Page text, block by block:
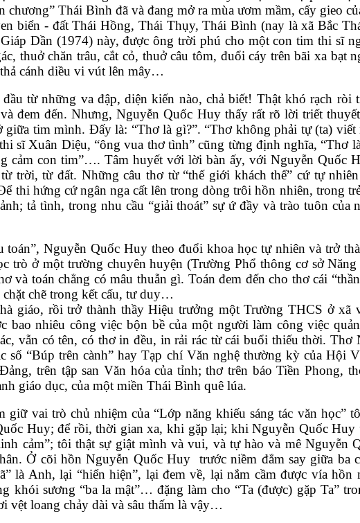
chương” Thái Bình đã và đang mở ra mùa ươm mầm, cấy gieo
biển - đất Thái Hồng, Thái Thụy, Thái Bình (nay là xã Bắc
Dần (1974) này, được ông trời phú cho một con tim thi sĩ
thuở chăn trâu, cắt cỏ, thuở câu tôm, đuổi cáy trên bãi xa bạt
thả cánh diều vi vút lên mây…
từ những va đập, diện kiến nào, chả biết! Thật khó rạch ròi
đem đến. Nhưng, Nguyễn Quốc Huy thấy rất rõ lời triết
tim mình. Đấy là: “Thơ là gì?”. “Thơ không phải tự (ta) viết
sĩ Xuân Diệu, “ông vua thơ tình” cũng từng định nghĩa, “Thơ
cảm con tim”…. Tâm huyết với lời bàn ấy, với Nguyễn Quốc
trời, từ đất. Những câu thơ từ “thế giới khách thể” cứ tự
thi hứng cứ ngân nga cất lên trong dòng trôi hồn nhiên, trong
tả tình, trong nhu cầu “giải thoát” sự ứ đầy và trào tuôn của
toán”, Nguyễn Quốc Huy theo đuổi khoa học tự nhiên và trở
trò ở một trường chuyên huyện (Trường Phổ thông cơ sở
và toán chẳng có mâu thuẫn gì. Toán đem đến cho thơ cái
chẽ trong kết cấu, tư duy…
giáo, rồi trở thành thầy Hiệu trưởng một Trường THCS ở xã
bao nhiêu công việc bộn bề của một người làm công việc
vẫn có tên, có thơ in đều, in rải rác từ cái buổi thiếu thời. Thơ
số “Búp trên cành” hay Tạp chí Văn nghệ thường kỳ của Hội
trên tập san Văn hóa của tỉnh; thơ trên báo Tiền Phong,
giáo dục, của một miền Thái Bình quê lúa.
giữ vai trò chủ nhiệm của “Lớp năng khiếu sáng tác văn học”
Huy; để rồi, thời gian xa, khi gặp lại; khi Nguyễn Quốc Huy
cảm”; tôi thật sự giật mình và vui, và tự hào và mê Nguyễn
Ở cõi hồn Nguyễn Quốc Huy  trước niềm đắm say giữa ba
là Anh, lại “hiển hiện”, lại đem về, lại nắm cầm được vía hồn
khói sương “ba la mật”… đặng làm cho “Ta (được) gặp Ta”
vệt loang chảy dài và sâu thấm là vậy…